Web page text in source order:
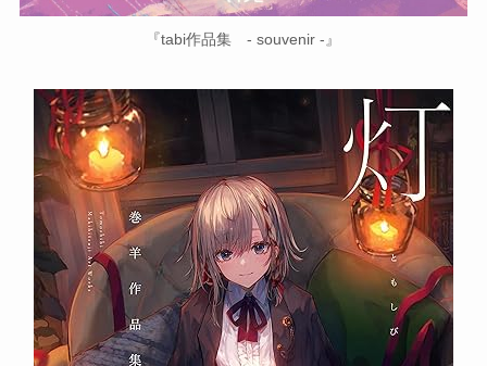
『tabi作品集 - souvenir -』